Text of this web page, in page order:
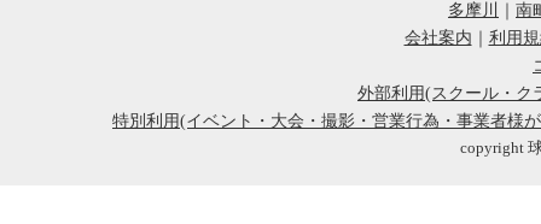
多摩川
南
会社案内
利用
外部利用(スクール・ク
特別利用(イベント・大会・撮影・営業行為・事業者様
copyright